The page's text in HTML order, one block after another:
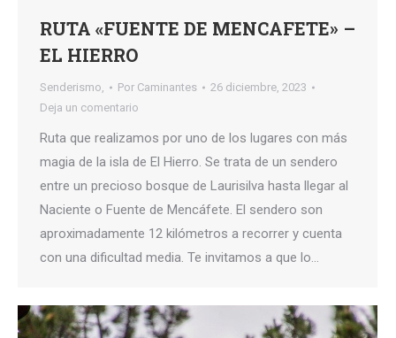
RUTA «FUENTE DE MENCAFETE» –
EL HIERRO
Senderismo, Por Caminantes
26 diciembre, 2023
Deja un comentario
Ruta que realizamos por uno de los lugares con más
magia de la isla de El Hierro. Se trata de un sendero
entre un precioso bosque de Laurisilva hasta llegar al
Naciente o Fuente de Mencáfete. El sendero son
aproximadamente 12 kilómetros a recorrer y cuenta
con una dificultad media. Te invitamos a que lo…